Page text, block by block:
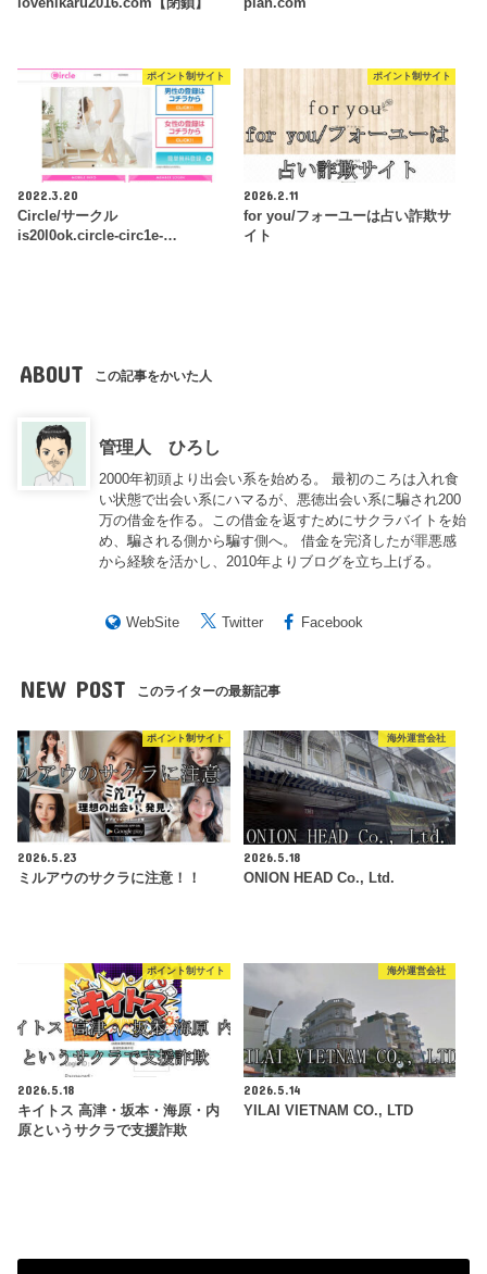
ポイント制サイト
2022.3.20
Circle/サークル
is20l0ok.circle-circ1e-…
ポイント制サイト
2026.2.11
for you/フォーユーは占い詐欺サ
イト
ABOUT この記事をかいた人
管理人 ひろし
2000年初頭より出会い系を始める。 最初のころは入れ食
い状態で出会い系にハマるが、悪徳出会い系に騙され200
万の借金を作る。この借金を返すためにサクラバイトを始
め、騙される側から騙す側へ。 借金を完済したが罪悪感
から経験を活かし、2010年よりブログを立ち上げる。
WebSite Twitter Facebook
NEW POST このライターの最新記事
ポイント制サイト
2026.5.23
ミルアウのサクラに注意！！
海外運営会社
2026.5.18
ONION HEAD Co., Ltd.
ポイント制サイト
2026.5.18
キイトス 高津・坂本・海原・内
原というサクラで支援詐欺
海外運営会社
2026.5.14
YILAI VIETNAM CO., LTD